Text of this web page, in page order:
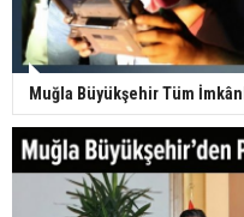
Muğla Büyükşehir Tüm